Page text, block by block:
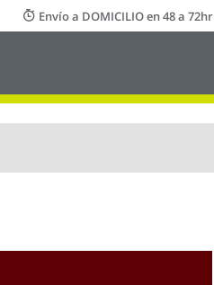
Envío a DOMICILIO en 48 a 72hr